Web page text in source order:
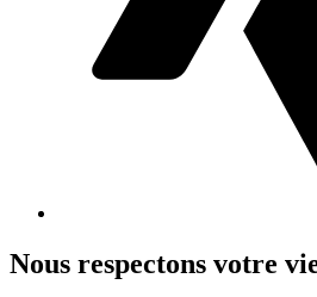
Nous respectons votre